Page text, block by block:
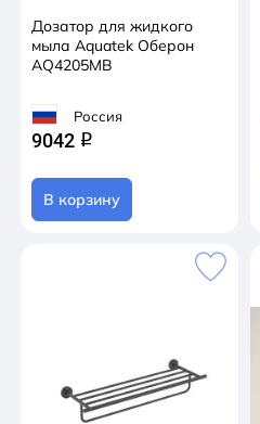
Дозатор для жидкого
мыла Aquatek Оберон
AQ4205MB
Россия
9042 q
В корзину